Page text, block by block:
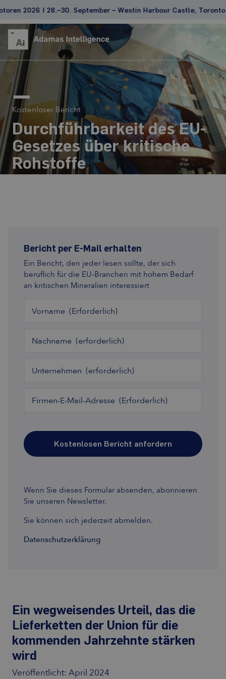
| 28.–30. September – Westin Harbour Castle, Toronto
Menü
Kostenloser Bericht
Durchführbarkeit des EU-
Gesetzes über kritische
Rohstoffe
Bericht per E-Mail erhalten
Ein Bericht, den jeder lesen sollte, der sich
beruflich für die EU-Branchen mit hohem Bedarf
an kritischen Mineralien interessiert
Vorname (Erforderlich)
Nachname (erforderlich)
Unternehmen (erforderlich)
Firmen-E-Mail-Adresse (Erforderlich)
Kostenlosen Bericht anfordern
Wenn Sie dieses Formular absenden, abonnieren
Sie unseren Newsletter.
Sie können sich jederzeit abmelden.
Datenschutzerklärung
Ein wegweisendes Urteil, das die
Lieferketten der Union für die
kommenden Jahrzehnte stärken
wird
Veröffentlicht: April 2024